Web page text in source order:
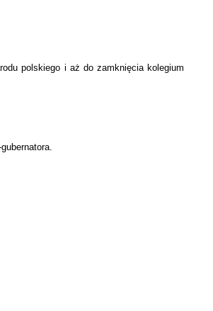
polskiego i aż do zamknięcia kolegium